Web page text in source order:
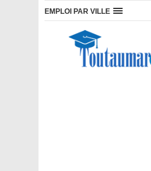
EMPLOI PAR VILLE